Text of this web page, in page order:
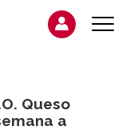
Queso
a